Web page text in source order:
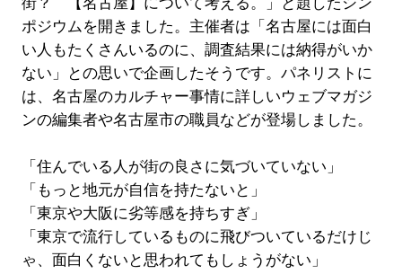
ポジウムを開きました。主催者は「名古屋には面白
い人もたくさんいるのに、調査結果には納得がいか
ない」との思いで企画したそうです。パネリストに
は、名古屋のカルチャー事情に詳しいウェブマガジ
ンの編集者や名古屋市の職員などが登場しました。
「住んでいる人が街の良さに気づいていない」
「もっと地元が自信を持たないと」
「東京や大阪に劣等感を持ちすぎ」
「東京で流行しているものに飛びついているだけじ
ゃ、面白くないと思われてもしょうがない」